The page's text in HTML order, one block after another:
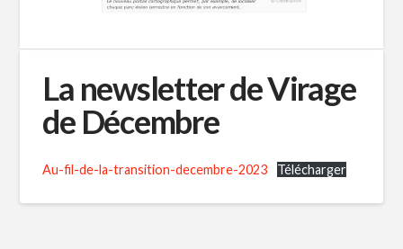
La newsletter de Virage
de Décembre
Au-fil-de-la-transition-decembre-2023 Télécharger